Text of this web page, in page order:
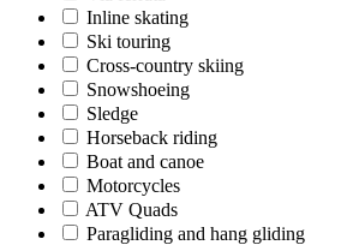
Inline skating
Ski touring
Cross-country skiing
Snowshoeing
Sledge
Horseback riding
Boat and canoe
Motorcycles
ATV Quads
Paragliding and hang gliding